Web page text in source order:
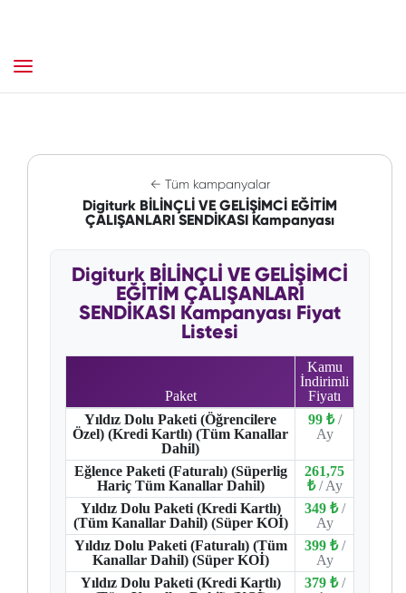
← Tüm kampanyalar
Digiturk BİLİNÇLİ VE GELİŞİMCİ EĞİTİM
ÇALIŞANLARI SENDİKASI Kampanyası
Digiturk BİLİNÇLİ VE GELİŞİMCİ
EĞİTİM ÇALIŞANLARI
SENDİKASI Kampanyası Fiyat
Listesi
Paket
Kamu
İndirimli
Fiyatı
Yıldız Dolu Paketi (Öğrencilere
Özel) (Kredi Kartlı) (Tüm Kanallar
Dahil)
99 ₺ /
Ay
Eğlence Paketi (Faturalı) (Süperlig
Hariç Tüm Kanallar Dahil)
261,75
₺ / Ay
Yıldız Dolu Paketi (Kredi Kartlı)
(Tüm Kanallar Dahil) (Süper KOİ)
349 ₺ /
Ay
Yıldız Dolu Paketi (Faturalı) (Tüm
Kanallar Dahil) (Süper KOİ)
399 ₺ /
Ay
Yıldız Dolu Paketi (Kredi Kartlı)
379 ₺ /